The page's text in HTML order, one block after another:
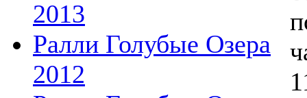
2013
Ралли Голубые Озера
2012